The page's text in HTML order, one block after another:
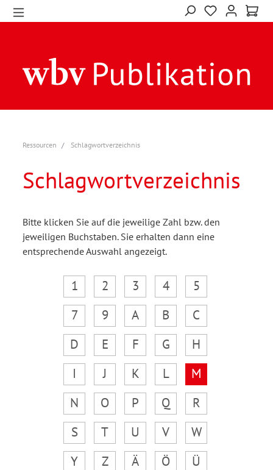
Ressourcen Schlagwortverzeichnis
Schlagwortverzeichnis
Bitte klicken Sie auf die jeweilige Zahl bzw. den
jeweiligen Buchstaben. Sie erhalten dann eine
entsprechende Auswahl angezeigt.
1 2 3 4
5
7
9 A B
C
D
E F G
H
I
J K L
M
N
O P Q
R
S
T U V
W
Y
Z Ä Ö
Ü